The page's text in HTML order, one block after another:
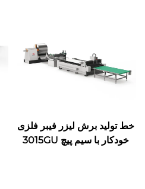
خط تولید برش لیزر فیبر فلزی
خودکار با سیم پیچ 3015GU